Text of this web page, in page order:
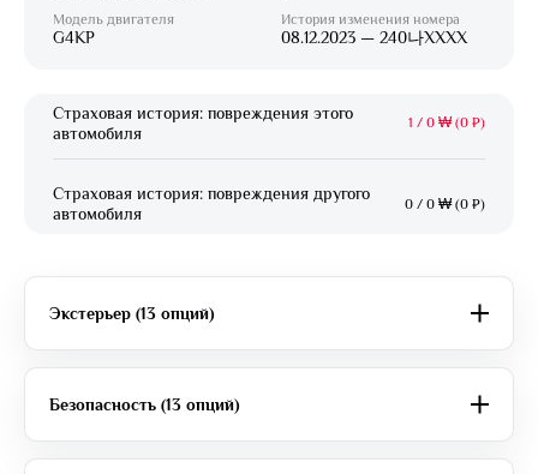
Модель двигателя
G4KP
История изменения номера
08.12.2023 — 240나XXXX
Страховая история: повреждения этого
автомобиля
1 / 0 ₩ (0 ₽)
Страховая история: повреждения другого
автомобиля
0 / 0 ₩ (0 ₽)
Экстерьер (13 опций)
Безопасность (13 опций)